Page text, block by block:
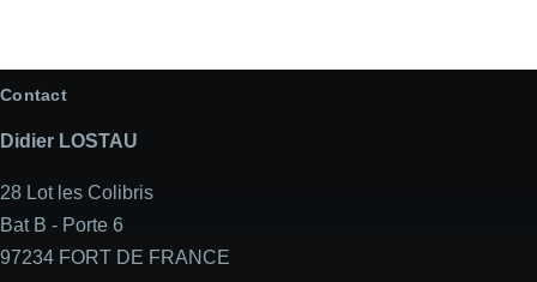
Contact
Didier LOSTAU
28 Lot les Colibris
Bat B - Porte 6
97234 FORT DE FRANCE